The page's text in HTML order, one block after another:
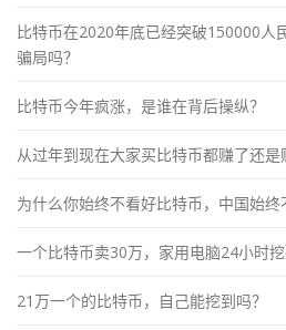
比特币在2020年底已经突破150000人
骗局吗？
比特币今年疯涨，是谁在背后操纵？
从过年到现在大家买比特币都赚了还是
为什么你始终不看好比特币，中国始终
一个比特币卖30万，家用电脑24小时
21万一个的比特币，自己能挖到吗？